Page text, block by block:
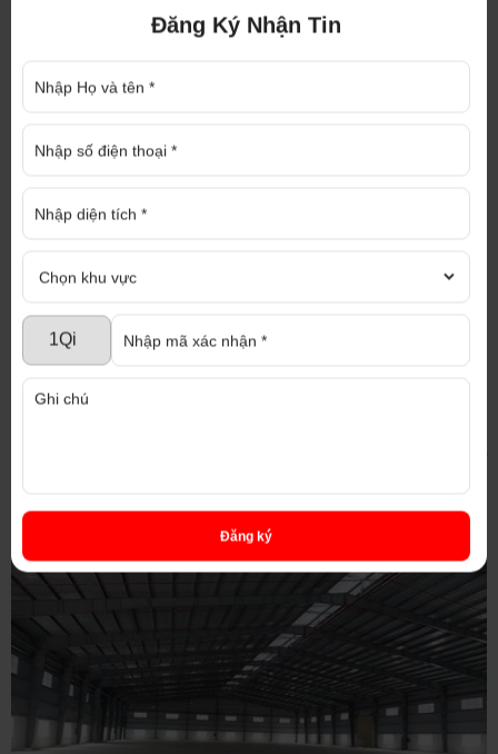
rộng sản xuất tại Việt Nam.
tế cần hoàn chỉnh khung pháp lý để phát triển khu công nghiệp, hỗ
trợ các dự án ngách, ví dụ như khu công nghiệp sinh thái, khu công
nghiệp và đô thị kết hợp.
nghiệp có giá trị gia tăng cao hơn, Việt Nam phải
tăng nguồn cung lao động có trình độ và đầu tư vào
giáo dục, công nghệ thông tin, toán học, khoa học
trên toàn quốc. Đáng chú ý, cơ sở hạ tầng và giao
thông là một trong những vấn đề Việt Nam cần cải
thiện hơn cả bởi vì còn một số hạn chế.
Chất lượng
cũng phải được nâng cao,
đảm bảo chất lượng, đẹp, đạt tiêu chuẩn Châu Âu,
doanh nghiệp.
Đăng Ký Nhận Tin
Đăng ký